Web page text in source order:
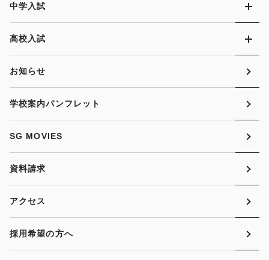
中学入試
高校入試
お知らせ
学校案内パンフレット
SG MOVIES
資料請求
アクセス
採用希望の方へ